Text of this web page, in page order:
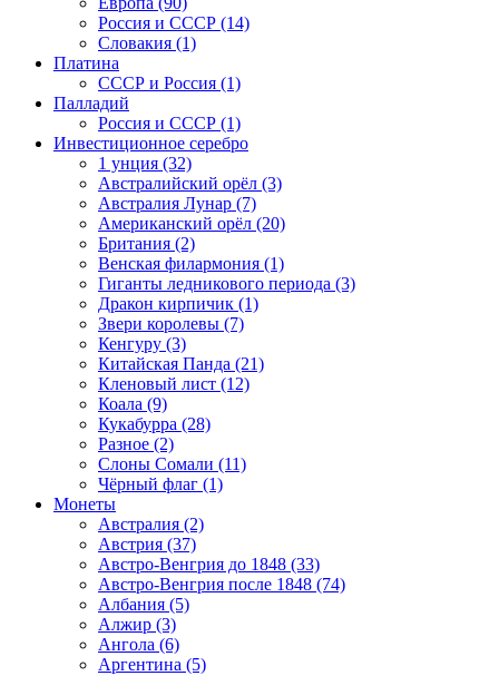
Россия и СССР (14)
Словакия (1)
Платина
СССР и Россия (1)
Палладий
Россия и СССР (1)
Инвестиционное серебро
1 унция (32)
Австралийский орёл (3)
Австралия Лунар (7)
Американский орёл (20)
Британия (2)
Венская филармония (1)
Гиганты ледникового периода (3)
Дракон кирпичик (1)
Звери королевы (7)
Кенгуру (3)
Китайская Панда (21)
Кленовый лист (12)
Коала (9)
Кукабурра (28)
Разное (2)
Слоны Сомали (11)
Чёрный флаг (1)
Монеты
Австралия (2)
Австрия (37)
Австро-Венгрия до 1848 (33)
Австро-Венгрия после 1848 (74)
Албания (5)
Алжир (3)
Ангола (6)
Аргентина (5)